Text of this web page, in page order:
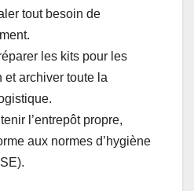
tout besoin de
les kits pour les
et archiver toute la
l’entrepôt propre,
aux normes d’hygiène